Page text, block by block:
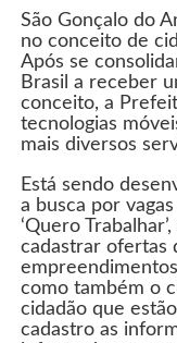
São Gonçalo do
no conceito de
Após se
Brasil a receber
conceito, a
tecnologias
mais diversos
Está sendo
a busca por
‘Quero
cadastrar ofertas
como também o
cidadão que
cadastro as